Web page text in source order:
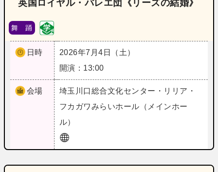
英国ロイヤル・バレエ団《リーズの結婚》
舞 踊
日時
2026年7月4日（土）
開演：13:00
会場 埼玉 川口総合文化センター・リリア・
フカガワみらいホール（メインホー
ル）